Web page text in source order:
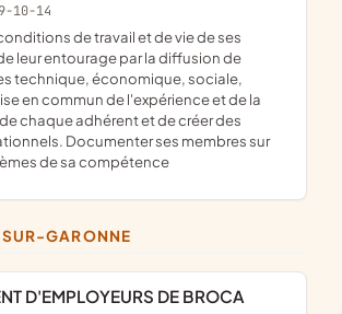
10-14
leur entourage par la diffusion de
technique, économique, sociale,
en commun de l'expérience et de la
chaque adhérent et de créer des
Documenter ses membres sur
de sa compétence
SUR-GARONNE
D'EMPLOYEURS DE BROCA